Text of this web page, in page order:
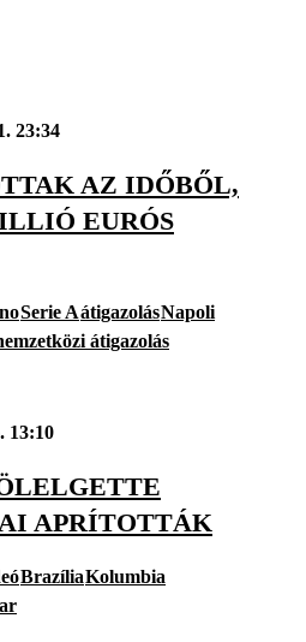
23:34
AZ IDŐBŐL,
EURÓS
Serie AátigazolásNapoli
átigazolás
13:10
APRÍTOTTÁK
BrazíliaKolumbia